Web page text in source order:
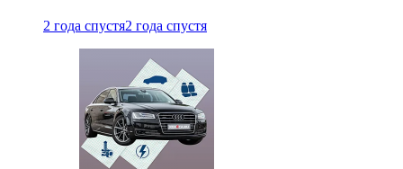
2 года спустя2 года спустя